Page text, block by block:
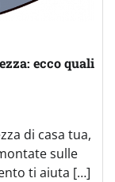
ecco quali
di casa tua,
sulle
ti aiuta […]